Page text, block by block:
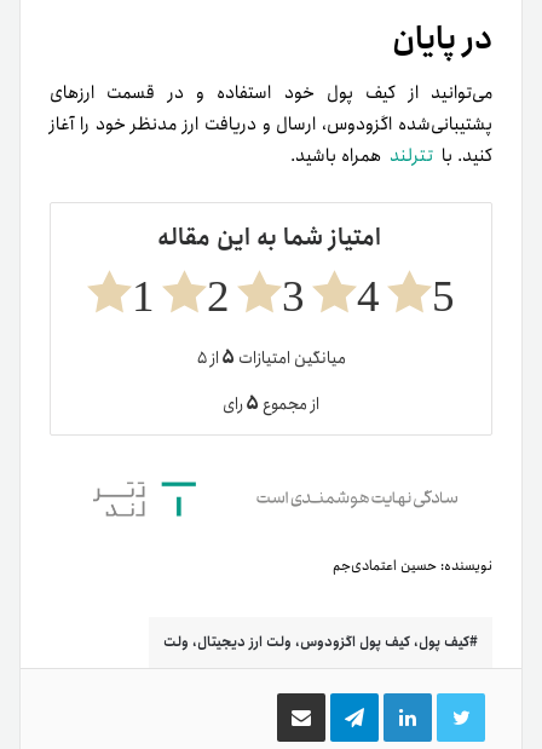
در پایان
می‌توانید از کیف پول خود استفاده و در قسمت ارزهای
پشتیبانی‌شده اگزودوس، ارسال و دریافت ارز مدنظر خود را آغاز
کنید. با تترلند همراه باشید.
امتیاز شما به این مقاله
5
4
3
2
1
میانگین امتیازات ۵از ۵
از مجموع۵رای
نویسنده: حسین اعتمادی‌جم
کیف پول، کیف پول اگزودوس، ولت ارز دیجیتال، ولت
توییتر لینکدینتلگرام اشتراک